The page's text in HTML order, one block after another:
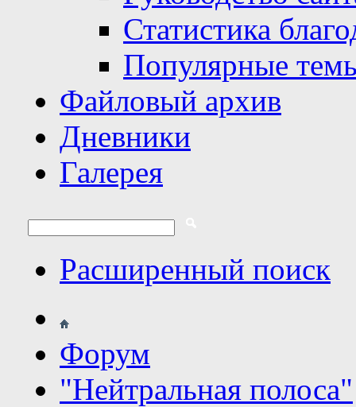
Статистика
Популярные
Файловый архив
Дневники
Галерея
Расширенный поиск
Форум
"Нейтральная полоса"